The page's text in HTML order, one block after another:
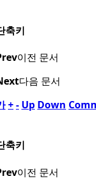
축키
이전 문서
다음 문서
+- Up Down
축키
이전 문서